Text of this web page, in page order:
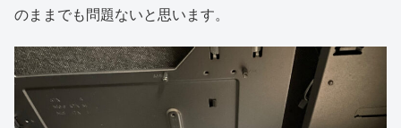
のままでも問題ないと思います。